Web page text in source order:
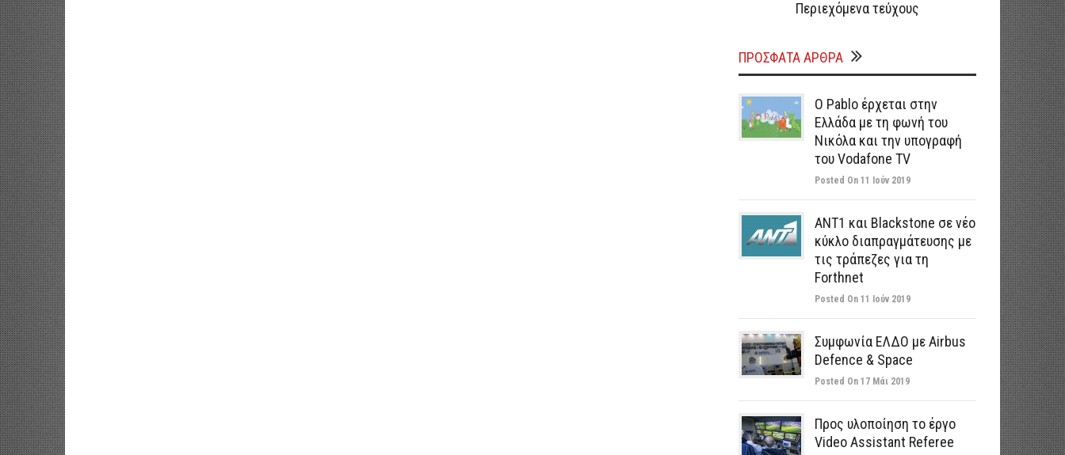
Περιεχόμενα τεύχους
ΠΡΌΣΦΑΤΑ ΆΡΘΡΑ
Ο Pablo έρχεται στην
Ελλάδα με τη φωνή του
Νικόλα και την υπογραφή
του Vodafone TV
Posted On 11 Ιούν 2019
ΑΝΤ1 και Blackstone σε νέο
κύκλο διαπραγμάτευσης με
τις τράπεζες για τη
Forthnet
Posted On 11 Ιούν 2019
Συμφωνία ΕΛΔΟ με Airbus
Defence & Space
Posted On 17 Μάι 2019
Προς υλοποίηση το έργο
Video Assistant Referee